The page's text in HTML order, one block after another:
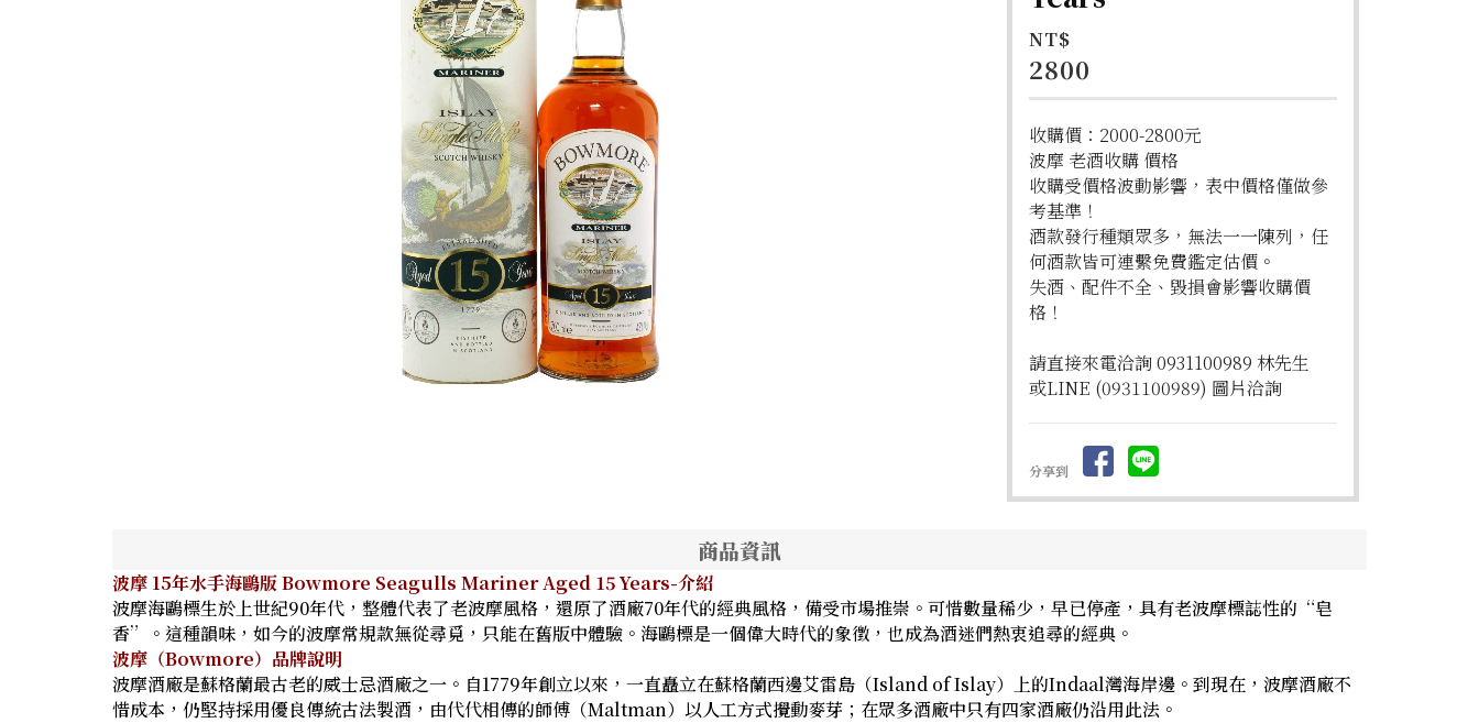
NT$
2800
收購價：2000-2800元
波摩 老酒收購 價格
收購受價格波動影響，表中價格僅做參
考基準！
酒款發行種類眾多，無法一一陳列，任
何酒款皆可連繫免費鑑定估價。
失酒、配件不全、毀損會影響收購價
格！
請直接來電洽詢 0931100989 林先生
或LINE (0931100989) 圖片洽詢
分享到
商品資訊
波摩 15年水手海鷗版 Bowmore Seagulls Mariner Aged 15 Years-介紹
波摩海鷗標生於上世紀90年代，整體代表了老波摩風格，還原了酒廠70年代的經典風格，備受市場推崇。可惜數量稀少，早已停產，具有老波摩標誌性的“皂
香”。這種韻味，如今的波摩常規款無從尋覓，只能在舊版中體驗。海鷗標是一個偉大時代的象徵，也成為酒迷們熱衷追尋的經典。
波摩（Bowmore）品牌說明
波摩酒廠是蘇格蘭最古老的威士忌酒廠之一。自1779年創立以來，一直矗立在蘇格蘭西邊艾雷島（Island of Islay）上的Indaal灣海岸邊。到現在，波摩酒廠不
惜成本，仍堅持採用優良傳統古法製酒，由代代相傳的師傅（Maltman）以人工方式攪動麥芽；在眾多酒廠中只有四家酒廠仍沿用此法。